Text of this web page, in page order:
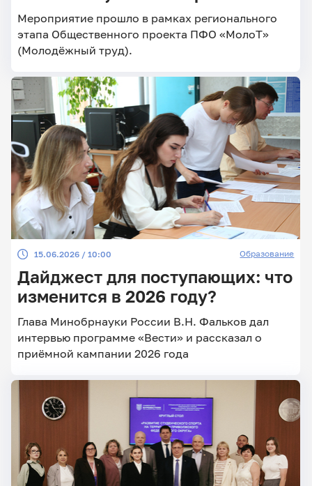
Мероприятие прошло в рамках регионального
этапа Общественного проекта ПФО «МолоТ»
(Молодёжный труд).
15.06.2026 / 10:00 Образование
Дайджест для поступающих: что
изменится в 2026 году?
Глава Минобрнауки России В.Н. Фальков дал
интервью программе «Вести» и рассказал о
приёмной кампании 2026 года